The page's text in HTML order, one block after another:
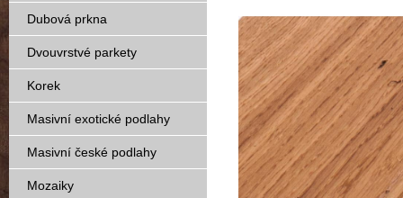
Dubová prkna
Dvouvrstvé parkety
Korek
Masivní exotické podlahy
Masivní české podlahy
Mozaiky